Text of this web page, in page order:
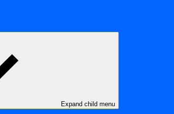
Expand child menu